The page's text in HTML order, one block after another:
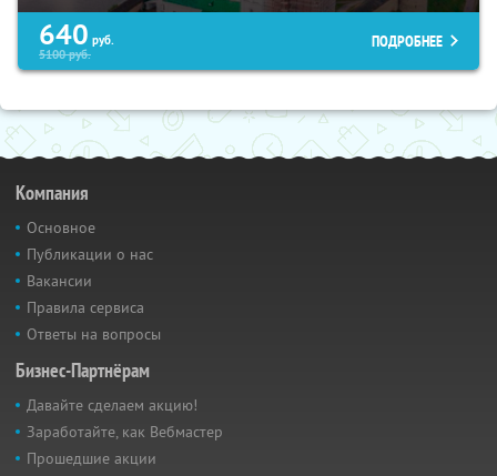
640 руб.
5100руб.
ПОДРОБНЕЕ
Компания
Основное
Публикации о нас
Вакансии
Правила сервиса
Ответы на вопросы
Бизнес-Партнёрам
Давайте сделаем акцию!
Заработайте, как Вебмастер
Прошедшие акции